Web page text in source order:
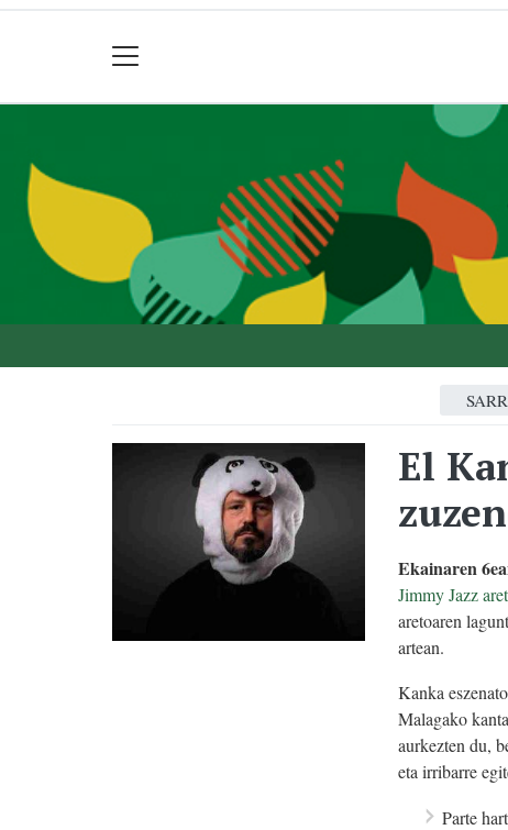
El
Ekainaren
Jimmy Jazz
aretoaren
artean.
Kanka
Malagako
aurkezten du,
eta irribarre
Parte